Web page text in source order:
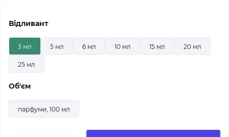
Відливант
3 мл 5 мл 6 мл 10 мл 15 мл 20 мл
25 мл
Об'єм
парфуми, 100 мл